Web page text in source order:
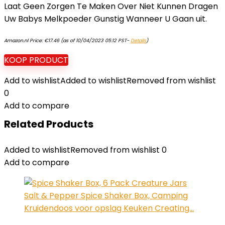
Laat Geen Zorgen Te Maken Over Niet Kunnen Dragen
Uw Babys Melkpoeder Gunstig Wanneer U Gaan uit.
Amazon.nl Price: €17.46(as of 10/04/2023 05:12 PST-Details)
KOOP PRODUCT
Add to wishlistAdded to wishlistRemoved from wishlist
0
Add to compare
Related Products
Added to wishlistRemoved from wishlist 0
Add to compare